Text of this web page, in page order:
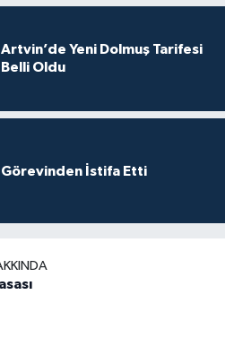
Artvin’de Yeni Dolmuş Tarifesi
Belli Oldu
Görevinden İstifa Etti